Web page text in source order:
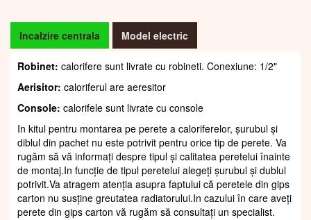
Incalzire centrala Model electric
Robinet: calorifere sunt livrate cu robineti. Conexiune: 1/2"
Aerisitor: caloriferul are aeresitor
Console: calorifele sunt livrate cu console
In kitul pentru montarea pe perete a caloriferelor, șurubul și
diblul din pachet nu este potrivit pentru orice tip de perete. Va
rugăm să vă informați despre tipul și calitatea peretelui înainte
de montaj.In funcție de tipul peretelui alegeți șurubul și dublul
potrivit.Va atragem atenția asupra faptului că peretele din gips
carton nu susține greutatea radiatorului.In cazului în care aveți
perete din gips carton vă rugăm să consultați un specialist.